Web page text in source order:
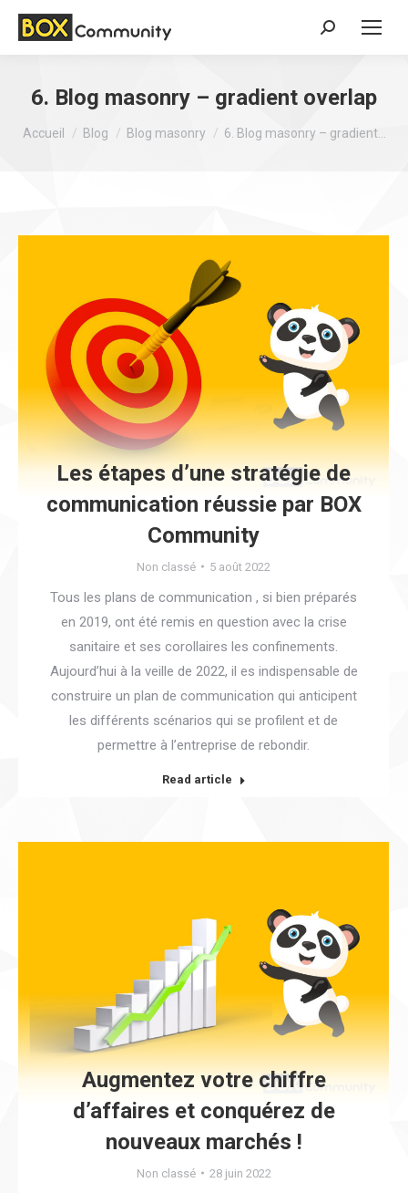
Search:
6. Blog masonry – gradient overlap
Vous êtes ici :
Accueil Blog Blog masonry 6. Blog masonry – gradient…
Les étapes d’une stratégie de
communication réussie par BOX
Community
Non classé 5 août 2022
Tous les plans de communication , si bien préparés
en 2019, ont été remis en question avec la crise
sanitaire et ses corollaires les confinements.
Aujourd’hui à la veille de 2022, il es indispensable de
construire un plan de communication qui anticipent
les différents scénarios qui se profilent et de
permettre à l’entreprise de rebondir.
Read article
Augmentez votre chiffre
d’affaires et conquérez de
nouveaux marchés !
Non classé 28 juin 2022